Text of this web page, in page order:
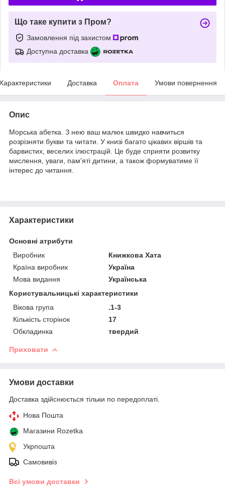
Що таке купити з Пром?
Замовлення під захистом
Доступна доставка
Доставка Оплата Умови повернення
Опис
Морська абетка. З нею ваш малюк швидко навчиться
розрізняти букви та читати. У книзі багато цікавих віршів та
барвистих, веселих ілюстрацій. Це буде сприяти розвитку
мислення, уваги, пам'яті дитини, а також формуватиме її
інтерес до читання.
Характеристики
Основні атрибути
Виробник
Книжкова Хата
Країна виробник
Україна
Мова видання
Українська
Користувальницькі характеристики
Вікова група
.1-3
Кількість сторінок
17
Обкладинка
твердий
Приховати
Умови доставки
Доставка здійснюється тільки по передоплаті.
Нова Пошта
Магазини Rozetka
Укрпошта
Самовивіз
Всі умови доставки